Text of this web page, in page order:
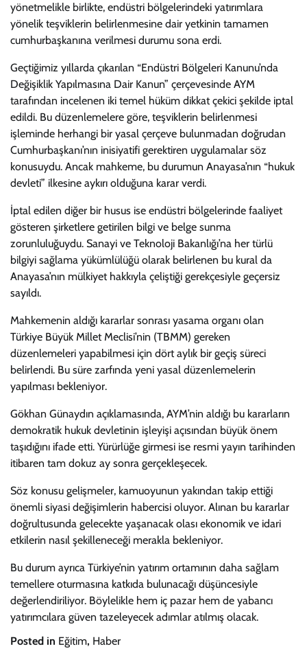
yönetmelikle birlikte, endüstri bölgelerindeki yatırımlara
yönelik teşviklerin belirlenmesine dair yetkinin tamamen
cumhurbaşkanına verilmesi durumu sona erdi.
Geçtiğimiz yıllarda çıkarılan “Endüstri Bölgeleri Kanunu’nda
Değişiklik Yapılmasına Dair Kanun” çerçevesinde AYM
tarafından incelenen iki temel hüküm dikkat çekici şekilde iptal
edildi. Bu düzenlemelere göre, teşviklerin belirlenmesi
işleminde herhangi bir yasal çerçeve bulunmadan doğrudan
Cumhurbaşkanı’nın inisiyatifi gerektiren uygulamalar söz
konusuydu. Ancak mahkeme, bu durumun Anayasa’nın “hukuk
devleti” ilkesine aykırı olduğuna karar verdi.
İptal edilen diğer bir husus ise endüstri bölgelerinde faaliyet
gösteren şirketlere getirilen bilgi ve belge sunma
zorunluluğuydu. Sanayi ve Teknoloji Bakanlığı’na her türlü
bilgiyi sağlama yükümlülüğü olarak belirlenen bu kural da
Anayasa’nın mülkiyet hakkıyla çeliştiği gerekçesiyle geçersiz
sayıldı.
Mahkemenin aldığı kararlar sonrası yasama organı olan
Türkiye Büyük Millet Meclisi’nin (TBMM) gereken
düzenlemeleri yapabilmesi için dört aylık bir geçiş süreci
belirlendi. Bu süre zarfında yeni yasal düzenlemelerin
yapılması bekleniyor.
Gökhan Günaydın açıklamasında, AYM’nin aldığı bu kararların
demokratik hukuk devletinin işleyişi açısından büyük önem
taşıdığını ifade etti. Yürürlüğe girmesi ise resmi yayın tarihinden
itibaren tam dokuz ay sonra gerçekleşecek.
Söz konusu gelişmeler, kamuoyunun yakından takip ettiği
önemli siyasi değişimlerin habercisi oluyor. Alınan bu kararlar
doğrultusunda gelecekte yaşanacak olası ekonomik ve idari
etkilerin nasıl şekilleneceği merakla bekleniyor.
Bu durum ayrıca Türkiye’nin yatırım ortamının daha sağlam
temellere oturmasına katkıda bulunacağı düşüncesiyle
değerlendiriliyor. Böylelikle hem iç pazar hem de yabancı
yatırımcılara güven tazeleyecek adımlar atılmış olacak.
Posted in Eğitim, Haber